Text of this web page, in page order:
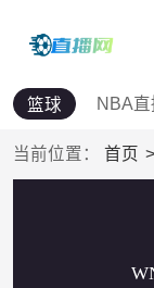
篮球 NBA直
当前位置： 首页